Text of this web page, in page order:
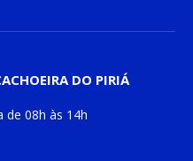
DO PIRIÁ
de 08h às 14h